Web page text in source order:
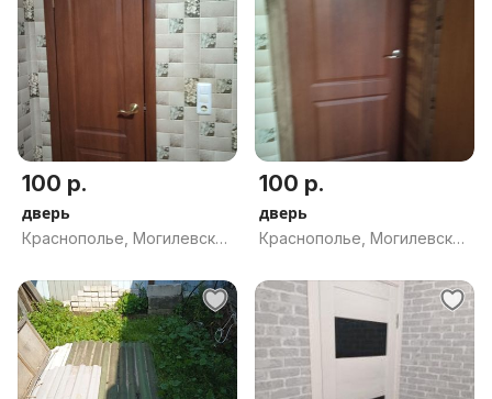
100 р.
дверь
Краснополье, Могилевская
100 р.
дверь
Краснополье, Могилевская